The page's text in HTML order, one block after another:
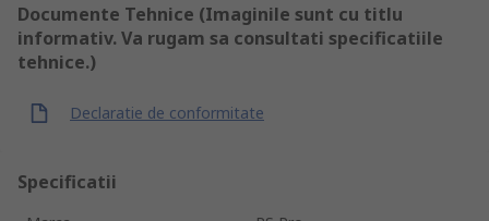
Documente Tehnice (Imaginile sunt cu titlu
informativ. Va rugam sa consultati specificatiile
tehnice.)
Declaratie de conformitate
Specificatii